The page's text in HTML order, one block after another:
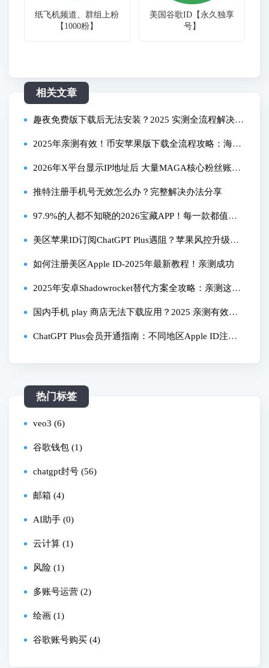
纸飞机频道、群组上粉
【1000粉】
美国谷歌ID【永久独享
号】
相关文章
趣夜免费版下载后无法安装？2025 实测全流程解决教
程
2025年亲测有效！币安苹果版下载全流程攻略：海外I
D注册+避坑指南
2026年X平台显示IP地址后 大量MAGA核心粉丝账号
地址均在境外 美国国土安全局账号疑位于以色列 而A
smongold仅关注LGBT群体账号地址
推特注册手机号无效怎么办？完整解决办法分享
97.9%的人都不知晓的2026宝藏APP！每一款都值得
用心钻研~
美区苹果ID订阅ChatGPT Plus遇阻？苹果风控升级，
需联系客服解决
如何注册美区Apple ID-2025年最新教程！亲测成功
2025年安卓Shadowrocket替代方案全攻略：亲测这三
款工具最稳定
国内手机 play 商店无法下载应用？2025 亲测有效教
程，小白照做就能好！
ChatGPT Plus会员开通指南：不同地区Apple ID注册
原因，新手一次成功
热门标签
veo3 (6)
谷歌钱包 (1)
chatgpt封号 (56)
邮箱 (4)
AI助手 (0)
云计算 (1)
风险 (1)
多账号运营 (2)
绘画 (1)
谷歌账号购买 (4)